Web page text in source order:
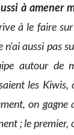
à amener
à le faire
n’ai aussi pas
autour de
les Kiwis,
on gagne
; le premier,